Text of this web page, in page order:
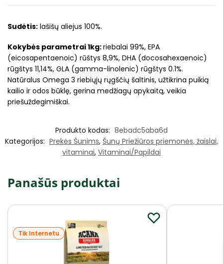
Sudėtis: lašišų aliejus 100%.
Kokybės parametrai 1kg:riebalai 99%, EPA
(eicosapentaenoic) rūštys 8,9%, DHA (docosahexaenoic)
rūgštys 11,14%, GLA (gamma-linolenic) rūgštys 0.1%.
Natūralus Omega 3 riebiųjų rųgščių šaltinis, užtikrina puikią
kailio ir odos būklę, gerina medžiagų apykaitą, veikia
priešuždegimiškai.
Produkto kodas: 8ebadc5aba6d
Kategorijos: Prekės Šunims, Šunų Priežiūros priemonės, žaislai,
vitaminai, Vitaminai/Papildai
Panašūs produktai
Tik Internetu